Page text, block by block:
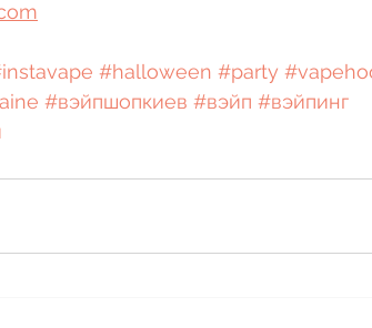
#halloween #party
#вэйпшопкиев #вэйп #вэйпинг